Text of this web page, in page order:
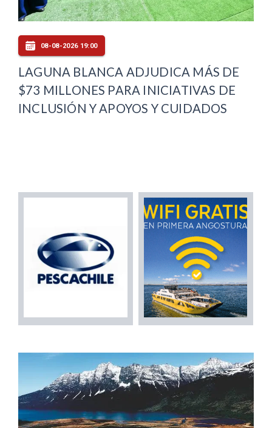
08-08-2026 19:00
LAGUNA BLANCA ADJUDICA MÁS DE
$73 MILLONES PARA INICIATIVAS DE
INCLUSIÓN Y APOYOS Y CUIDADOS